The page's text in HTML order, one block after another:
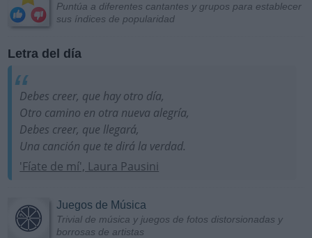
Puntúa a diferentes cantantes y grupos para establecer
sus índices de popularidad
Letra del día
Debes creer, que hay otro día,
Otro camino en otra nueva alegría,
Debes creer, que llegará,
Una canción que te dirá la verdad.
'Fíate de mí', Laura Pausini
Juegos de Música
Trivial de música y juegos de fotos distorsionadas y
borrosas de artistas